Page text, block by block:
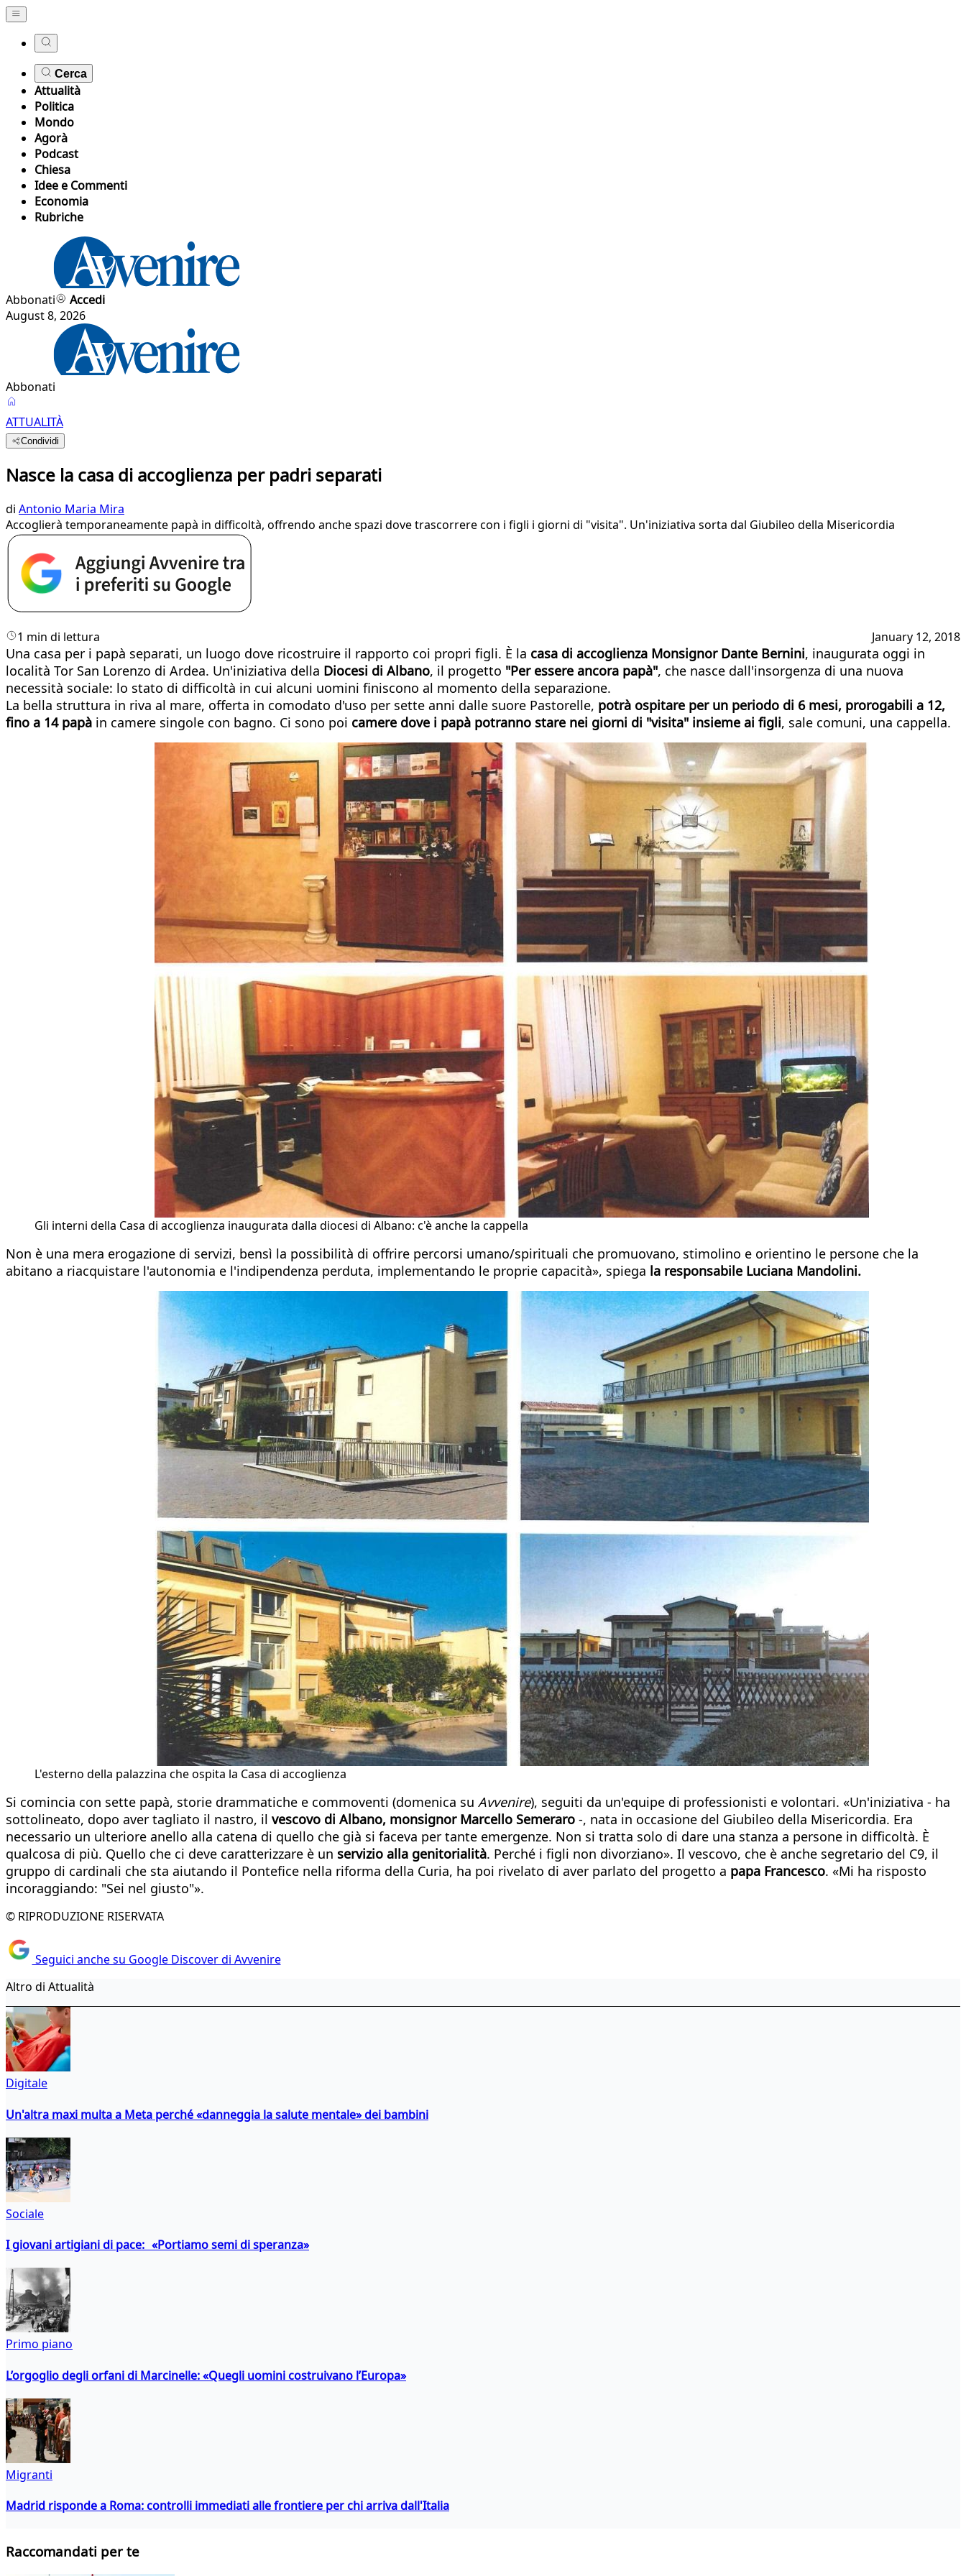
Cerca
Attualità
Politica
Mondo
Agorà
Podcast
Chiesa
Idee e Commenti
Economia
Rubriche
Abbonati
Accedi
August 8, 2026
Abbonati
ATTUALITÀ
Condividi
Nasce la casa di accoglienza per padri separati
di Antonio Maria Mira
Accoglierà temporaneamente papà in difficoltà, offrendo anche spazi dove trascorrere con i figli i giorni di "visita". Un'iniziativa sorta dal Giubileo della Misericordia
1 min di lettura January 12, 2018
Una casa per i papà separati, un luogo dove ricostruire il rapporto coi propri figli. È la casa di accoglienza Monsignor Dante Bernini, inaugurata oggi in
località Tor San Lorenzo di Ardea. Un'iniziativa della Diocesi di Albano, il progetto "Per essere ancora papà", che nasce dall'insorgenza di una nuova
necessità sociale: lo stato di difficoltà in cui alcuni uomini finiscono al momento della separazione.
La bella struttura in riva al mare, offerta in comodato d'uso per sette anni dalle suore Pastorelle, potrà ospitare per un periodo di 6 mesi, prorogabili a 12,
fino a 14 papà in camere singole con bagno. Ci sono poi camere dove i papà potranno stare nei giorni di "visita" insieme ai figli, sale comuni, una cappella.
Gli interni della Casa di accoglienza inaugurata dalla diocesi di Albano: c'è anche la cappella
Non è una mera erogazione di servizi, bensì la possibilità di offrire percorsi umano/spirituali che promuovano, stimolino e orientino le persone che la
abitano a riacquistare l'autonomia e l'indipendenza perduta, implementando le proprie capacità», spiega la responsabile Luciana Mandolini.
L'esterno della palazzina che ospita la Casa di accoglienza
Si comincia con sette papà, storie drammatiche e commoventi (domenica su Avvenire), seguiti da un'equipe di professionisti e volontari. «Un'iniziativa - ha
sottolineato, dopo aver tagliato il nastro, il vescovo di Albano, monsignor Marcello Semeraro -, nata in occasione del Giubileo della Misericordia. Era
necessario un ulteriore anello alla catena di quello che già si faceva per tante emergenze. Non si tratta solo di dare una stanza a persone in difficoltà. È
qualcosa di più. Quello che ci deve caratterizzare è un servizio alla genitorialità. Perché i figli non divorziano». Il vescovo, che è anche segretario del C9, il
gruppo di cardinali che sta aiutando il Pontefice nella riforma della Curia, ha poi rivelato di aver parlato del progetto a papa Francesco. «Mi ha risposto
incoraggiando: "Sei nel giusto"».
© RIPRODUZIONE RISERVATA
Seguici anche su Google Discover di Avvenire
Altro di Attualità
Digitale
Un'altra maxi multa a Meta perché «danneggia la salute mentale» dei bambini
Sociale
I giovani artigiani di pace: «Portiamo semi di speranza»
Primo piano
L’orgoglio degli orfani di Marcinelle: «Quegli uomini costruivano l’Europa»
Migranti
Madrid risponde a Roma: controlli immediati alle frontiere per chi arriva dall'Italia
Raccomandati per te